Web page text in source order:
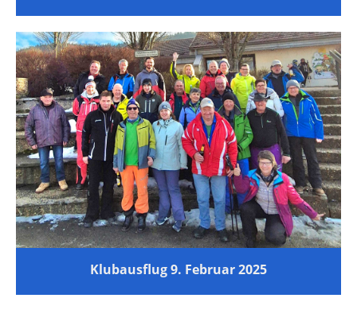
Klubausflug 9. Februar 2025